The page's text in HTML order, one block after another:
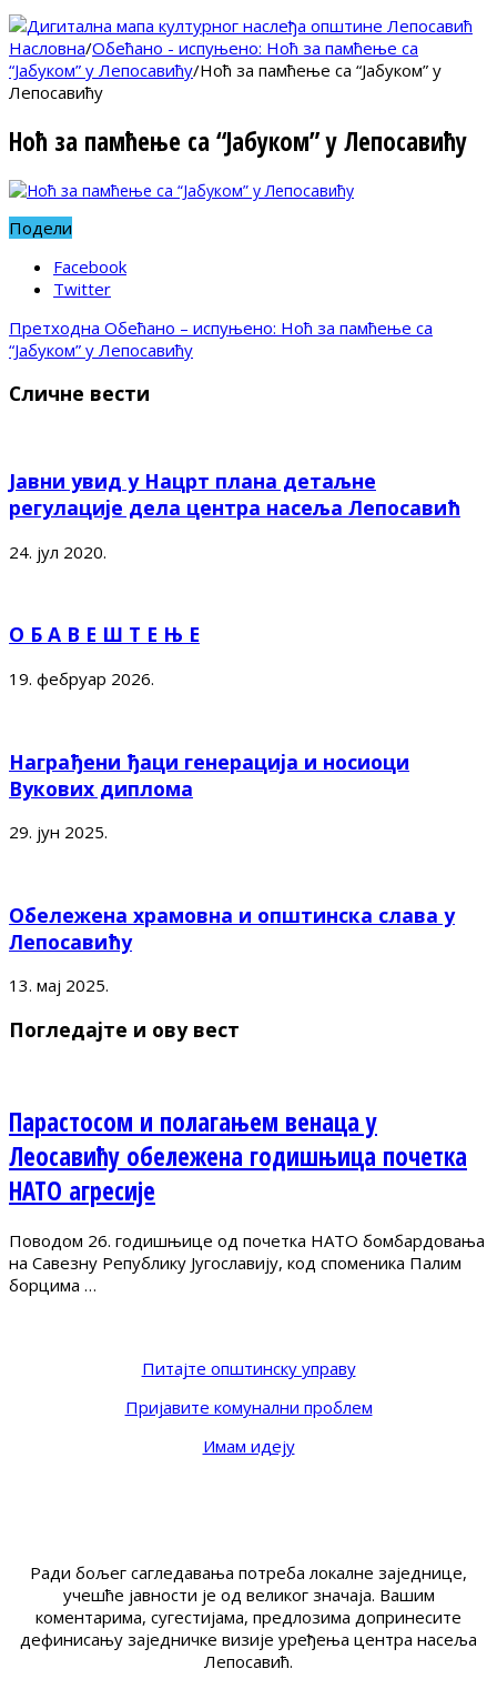
Насловна/Обећано - испуњено: Ноћ за памћење са
“Јабуком” у Лепосавићу/Ноћ за памћење са “Јабуком” у
Лепосавићу
Ноћ за памћење са “Јабуком” у Лепосавићу
Подели
Facebook
Twitter
Претходна Обећано – испуњено: Ноћ за памћење са
“Јабуком” у Лепосавићу
Сличне вести
Јавни увид у Нацрт плана детаљне
регулације дела центра насеља Лепосавић
24. јул 2020.
О Б А В Е Ш Т Е Њ Е
19. фебруар 2026.
Награђени ђаци генерација и носиоци
Вукових диплома
29. јун 2025.
Обележена храмовна и општинска слава у
Лепосавићу
13. мај 2025.
Погледајте и ову вест
Парастосом и полагањем венаца у
Леосавићу обележена годишњица почетка
НАТО агресије
Поводом 26. годишњице од почетка НАТО бомбардовања
на Савезну Републику Југославију, код споменика Палим
борцима …
Питајте општинску управу
Пријавите комунални проблем
Имам идеју
Ради бољег сагледавања потреба локалне заједнице,
учешће јавности је од великог значаја. Вашим
коментарима, сугестијама, предлозима допринесите
дефинисању заједничке визије уређења центра насеља
Лепосавић.